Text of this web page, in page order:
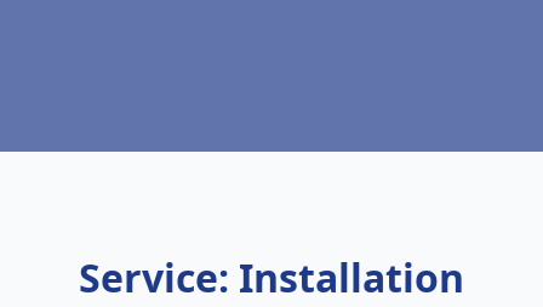
Service: Installation